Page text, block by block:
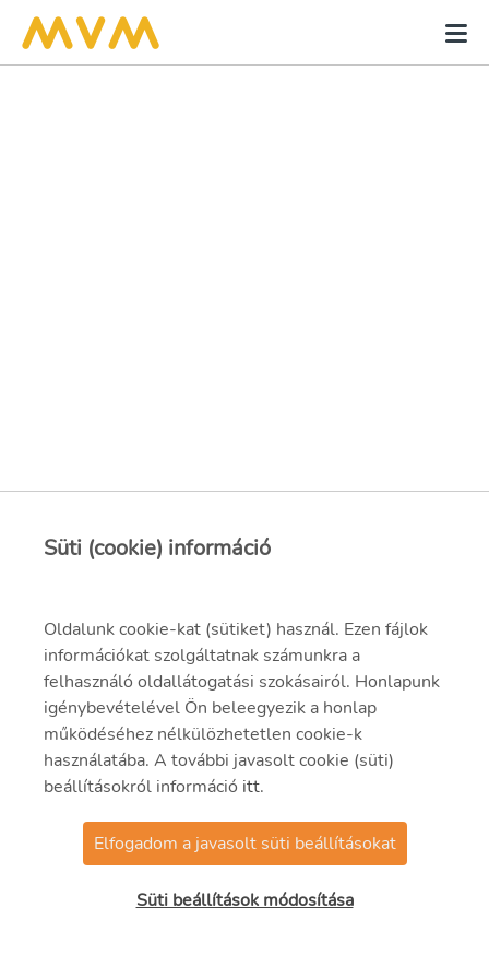
© 2021 MVM Zrt.
Süti (cookie) információ
Oldalunk cookie-kat (sütiket) használ. Ezen fájlok
információkat szolgáltatnak számunkra a
felhasználó oldallátogatási szokásairól. Honlapunk
igénybevételével Ön beleegyezik a honlap
működéséhez nélkülözhetetlen cookie-k
használatába. A további javasolt cookie (süti)
beállításokról információ itt.
Elfogadom a javasolt süti beállításokat
Süti beállítások módosítása